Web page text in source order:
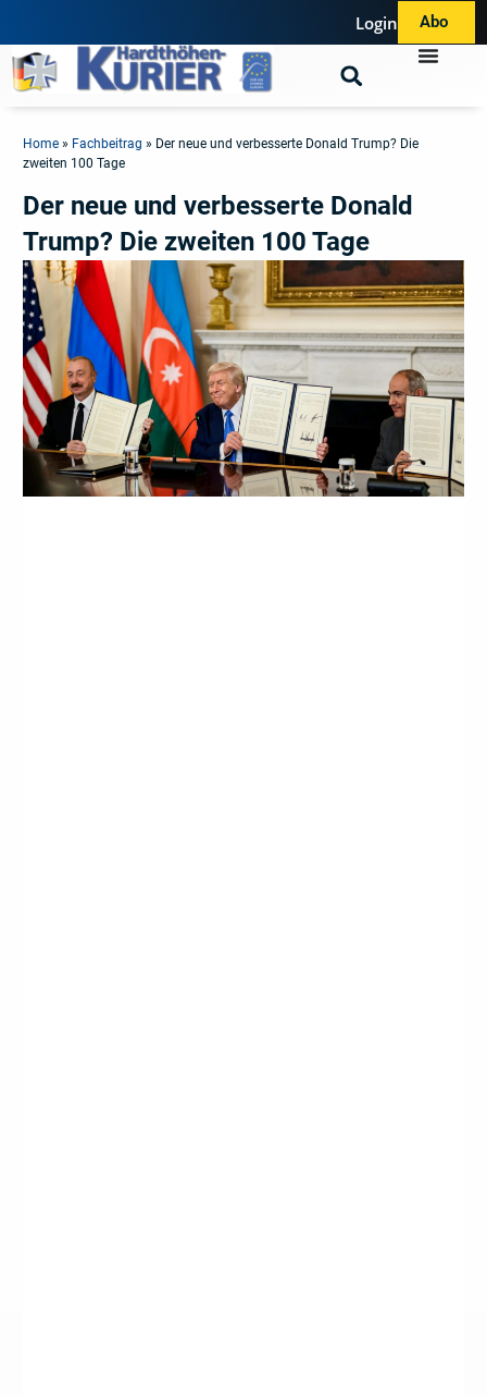
Login Abo
Home » Fachbeitrag » Der neue und verbesserte Donald Trump? Die
zweiten 100 Tage
Der neue und verbesserte Donald
Trump? Die zweiten 100 Tage